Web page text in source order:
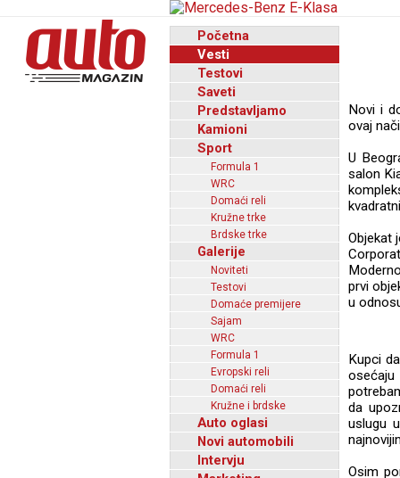
Početna
Vesti
Testovi
Saveti
Predstavljamo
Kamioni
Sport
Formula 1
WRC
Domaći reli
Kružne trke
Brdske trke
Galerije
Noviteti
Testovi
Domaće premijere
Sajam
WRC
Formula 1
Evropski reli
Domaći reli
Kružne i brdske
Auto oglasi
Novi automobili
Intervju
Novi i
ovaj
U
salon
Objekat
prvi
u
Kupci
da
uslugu
Osim